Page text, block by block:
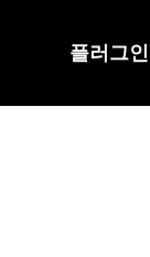
플러그인